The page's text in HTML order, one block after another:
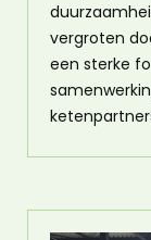
vergroten
een sterke